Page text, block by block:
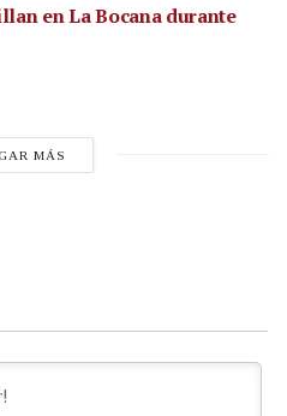
en La Bocana durante
MÁS